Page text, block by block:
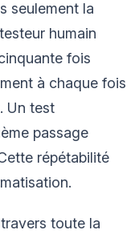
seulement la
humain
fois
à chaque fois
Un test
passage
répétabilité
toute la